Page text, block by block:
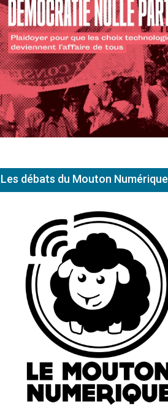
Les débats du Mouton Numérique